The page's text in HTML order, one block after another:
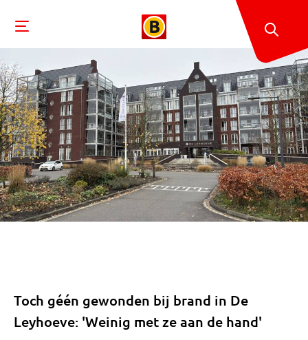
Toch géén gewonden bij brand in De
Leyhoeve: 'Weinig met ze aan de hand'